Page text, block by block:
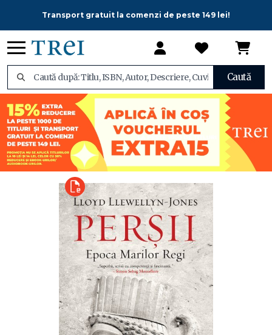
Transport gratuit la comenzi de peste 149 lei!
Caută